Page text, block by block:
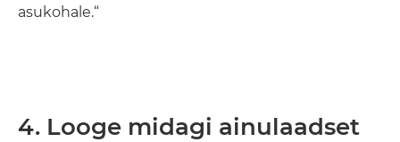
asukohale.“
4. Looge midagi ainulaadset